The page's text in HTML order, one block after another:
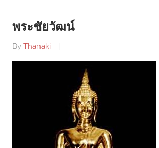
พระชัยวัฒน์
By Thanaki